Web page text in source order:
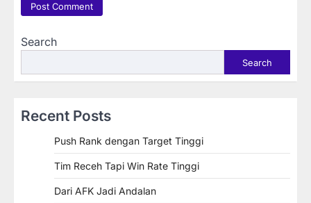
Search
Search
Recent Posts
Push Rank dengan Target Tinggi
Tim Receh Tapi Win Rate Tinggi
Dari AFK Jadi Andalan